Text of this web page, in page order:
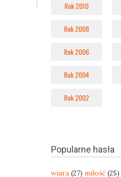
Rok 2010
Rok 2008
Rok 2006
Rok 2004
Rok 2002
Popularne hasła
wiara (27) miłość (25)